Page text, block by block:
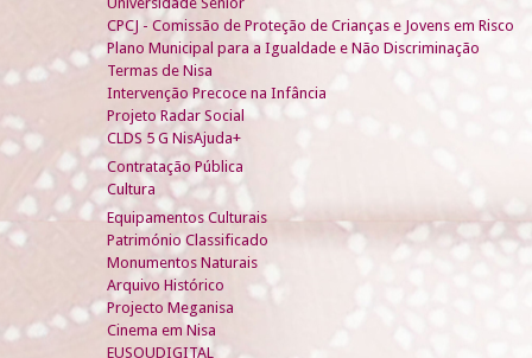
CPCJ - Comissão de Proteção de Crianças e Jovens em Risco
Plano Municipal para a Igualdade e Não Discriminação
Termas de Nisa
Intervenção Precoce na Infância
Projeto Radar Social
CLDS 5 G NisAjuda+
Contratação Pública
Cultura
Equipamentos Culturais
Património Classificado
Monumentos Naturais
Arquivo Histórico
Projecto Meganisa
Cinema em Nisa
EUSOUDIGITAL